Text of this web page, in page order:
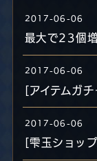
2017-06-06
2017-06-06
2017-06-06